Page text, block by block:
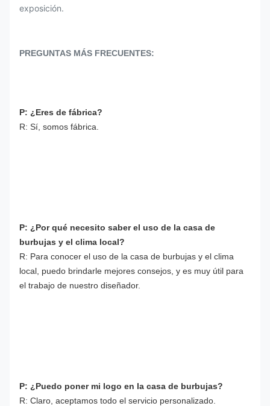
exposición.
PREGUNTAS MÁS FRECUENTES:
P: ¿Eres de fábrica?
R: Sí, somos fábrica.
P: ¿Por qué necesito saber el uso de la casa de
burbujas y el clima local?
R: Para conocer el uso de la casa de burbujas y el clima
local, puedo brindarle mejores consejos, y es muy útil para
el trabajo de nuestro diseñador.
P: ¿Puedo poner mi logo en la casa de burbujas?
R: Claro, aceptamos todo el servicio personalizado.